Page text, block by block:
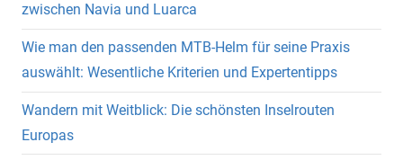
zwischen Navia und Luarca
Wie man den passenden MTB-Helm für seine Praxis
auswählt: Wesentliche Kriterien und Expertentipps
Wandern mit Weitblick: Die schönsten Inselrouten
Europas